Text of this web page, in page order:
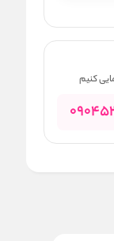
کنیم